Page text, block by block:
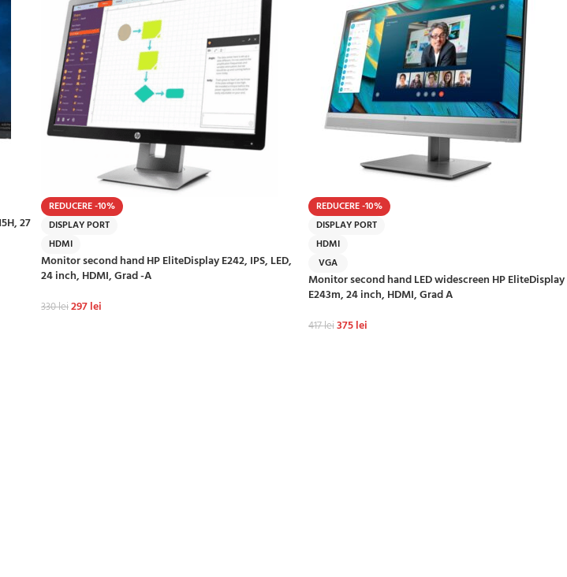
27
REDUCERE -10%
DISPLAY PORT
HDMI
Monitor second hand HP EliteDisplay E242, IPS, LED,
24 inch, HDMI, Grad -A
330lei297lei
REDUCERE -10%
DISPLAY PORT
HDMI
VGA
Monitor second hand LED widescreen HP EliteDisplay
E243m, 24 inch, HDMI, Grad A
417lei375lei